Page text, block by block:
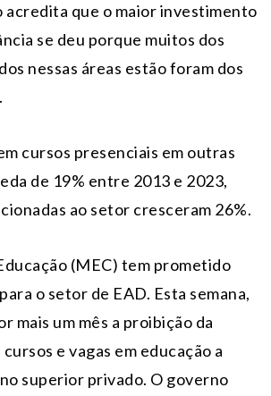
acredita que o maior investimento
se deu porque muitos dos
nessas áreas estão foram dos
cursos presenciais em outras
de 19% entre 2013 e 2023,
ao setor cresceram 26%.
(MEC) tem prometido
o setor de EAD. Esta semana,
mais um mês a proibição da
e vagas em educação a
superior privado. O governo